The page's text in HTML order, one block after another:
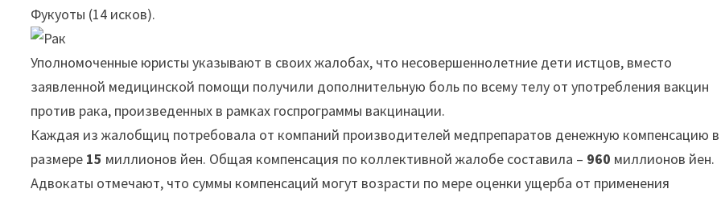
Фукуоты (14 исков).
Уполномоченные юристы указывают в своих жалобах, что несовершеннолетние дети истцов, вместо
заявленной медицинской помощи получили дополнительную боль по всему телу от употребления вакцин
против рака, произведенных в рамках госпрограммы вакцинации.
Каждая из жалобщиц потребовала от компаний производителей медпрепаратов денежную компенсацию в
размере 15 миллионов йен. Общая компенсация по коллективной жалобе составила – 960 миллионов йен.
Адвокаты отмечают, что суммы компенсаций могут возрасти по мере оценки ущерба от применения